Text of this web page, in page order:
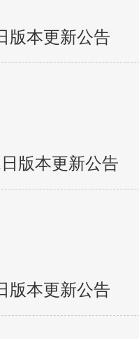
版本更新公告
日版本更新公告
版本更新公告